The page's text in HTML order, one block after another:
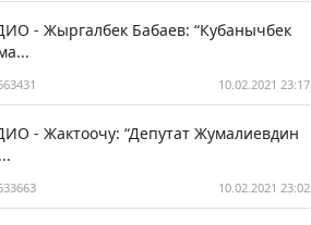
- Жыргалбек Бабаев: “Кубанычбек
10.02.2021 23:17
- Жактоочу: “Депутат Жумалиевдин
10.02.2021 23:02